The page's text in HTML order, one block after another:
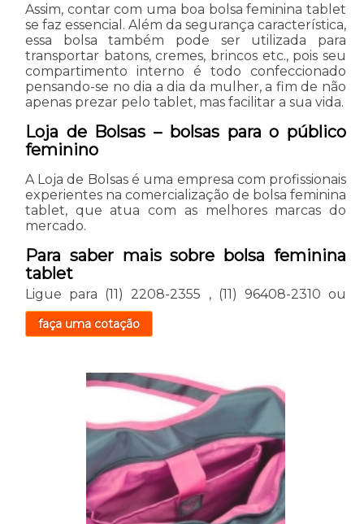
Assim, contar com uma boa bolsa feminina tablet
se faz essencial. Além da segurança característica,
essa bolsa também pode ser utilizada para
transportar batons, cremes, brincos etc., pois seu
compartimento interno é todo confeccionado
pensando-se no dia a dia da mulher, a fim de não
apenas prezar pelo tablet, mas facilitar a sua vida.
Loja de Bolsas – bolsas para o público
feminino
A Loja de Bolsas é uma empresa com profissionais
experientes na comercialização de bolsa feminina
tablet, que atua com as melhores marcas do
mercado.
Para saber mais sobre bolsa feminina
tablet
Ligue para (11) 2208-2355 , (11) 96408-2310 ou
faça uma cotação